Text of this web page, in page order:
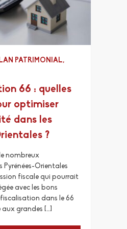
PATRIMONIAL,
66 : quelles
optimiser
dans les
?
nombreux
Pyrénées-Orientales
fiscale qui pourrait
avec les bons
dans le 66
aux grandes […]